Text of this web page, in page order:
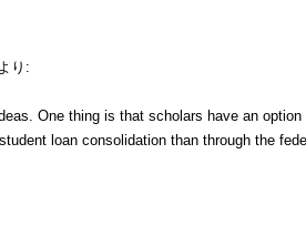
より:
One thing is that scholars have an
loan consolidation than through the